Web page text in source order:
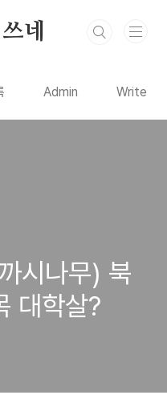
네
Admin Write
시나무) 북
대학살?